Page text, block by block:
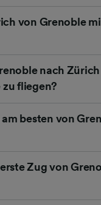
von Grenoble
nach Zürich
fliegen?
besten von
Zug von